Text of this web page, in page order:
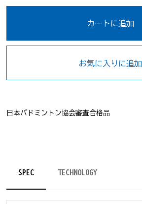
カートに追加
お気に入りに追加
日本バドミントン協会審査合格品
SPEC TECHNOLOGY